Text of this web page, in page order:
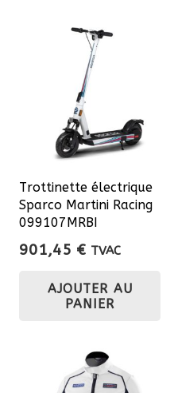
1692,80 €
Trottinette électrique
Sparco Martini Racing
099107MRBI
901,45 € TVAC
AJOUTER AU
PANIER